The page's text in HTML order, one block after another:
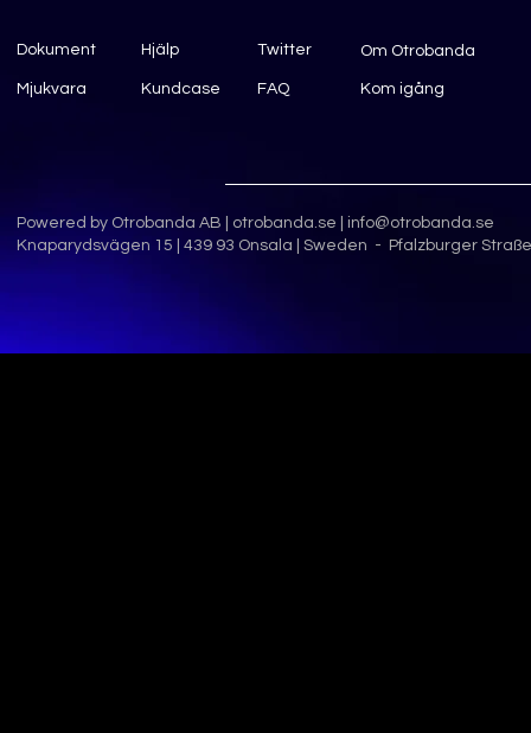
Dokument Hjälp Twitter Om Otrobanda
Mjukvara Kundcase FAQ Kom igång
Powered by Otrobanda AB | otrobanda.se
info@otrobanda.se
Knaparydsvägen 15 | 439 93 Onsala | Sweden - Pfalzburger